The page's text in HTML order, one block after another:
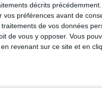
décrits
préférences avant de
de vos données
de vous y opposer. Vous
revenant sur ce site et en
Savoir Maigrir vous
de votre objectif